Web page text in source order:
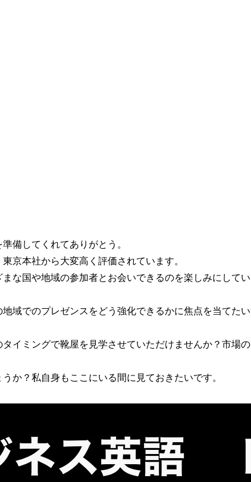
備してくれてありがとう。
京本社から大変高く評価されています。
な国や地域の参加者とお会いできるのを楽しみにしてい
域でのプレゼンスをどう強化できるかに焦点を当てたい
イミングで靴屋を見学させていただけませんか？市場の
か？私自身もここにいる間に見ておきたいです。